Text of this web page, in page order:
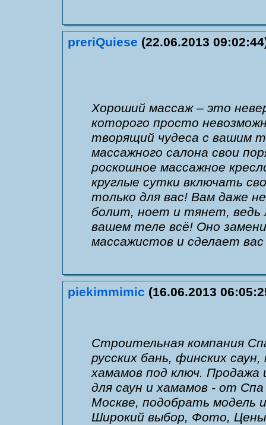
preriQuiese (22.06.2013
Хороший массаж – это
которого просто
творящий чудеса с вашим
массажного салона свои
роскошное массажное
круглые сутки включать
только для вас! Вам даже
болит, ноет и тянет, ведь
вашем теле всё! Оно
массажистов и сделает
piekimmimic (16.06.2013
Строительная компания
русских бань, финских
хамамов под ключ. Продажа
для саун и хамамов - от
Москве, подобрать модель
Широкий выбор, Фото,